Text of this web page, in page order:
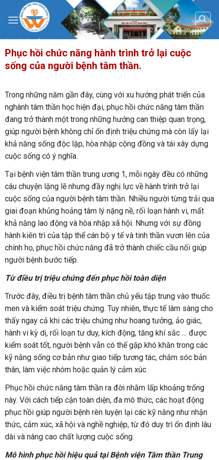
content
Phục hồi chức năng hành trình trở lại cuộc
sống của người bệnh tâm thần.
Trong những năm gần đây, cùng với xu hướng phát triển của
nghành tâm thần học hiện đại, phục hồi chức năng tâm thần
đang trở thành một trong những hướng can thiệp quan trọng,
giúp người bệnh không chỉ ổn định triệu chứng mà còn lấy lại
khả năng sống độc lập, hòa nhập cộng đồng và tái xây dựng
cuộc sống có ý nghĩa.
Tại bệnh viện tâm thần trung ương 1, mỗi ngày đều có những
câu chuyện lặng lẽ nhưng đầy nghị lực về hành trình trở lại
cuộc sống của người bệnh tâm thần. Nhiều người từng trải qua
giai đoạn khủng hoảng tâm lý nặng nề, rối loạn hành vi, mất
khả năng lao động và hòa nhập xã hội. Nhưng với sự đồng
hành kiên trì của tập thể cán bộ y tế và tinh thần vươn lên của
chính họ, phục hồi chức năng đã trở thành chiếc cầu nối giúp
người bệnh bước tiếp.
Từ điều trị triệu chứng đến phục hồi toàn diện
Trước đây, điều trị bệnh tâm thần chủ yếu tập trung vào thuốc
men và kiểm soát triệu chứng. Tuy nhiên, thực tế lâm sàng cho
thấy ngay cả khi các triệu chứng như hoang tưởng, ảo giác,
hành vi kỳ dị, rối loạn tư duy, kích động, tăng khí sắc … được
kiểm soát tốt, người bệnh vẫn có thể gặp khó khăn trong các
kỹ năng sống cơ bản như giao tiếp tương tác, chăm sóc bản
thân, làm việc nhóm hoặc quản lý cảm xúc.
Phục hồi chức năng tâm thần ra đời nhằm lấp khoảng trống
này. Với cách tiếp cận toàn diện, đa mô thức, các hoạt động
phục hồi giúp người bệnh rèn luyện lại các kỹ năng như nhận
thức, cảm xúc, xã hội và nghề nghiệp, từ đó duy trì ổn định lâu
dài và nâng cao chất lượng cuộc sống.
Mô hình phục hồi hiệu quả tại Bệnh viện Tâm thần Trung